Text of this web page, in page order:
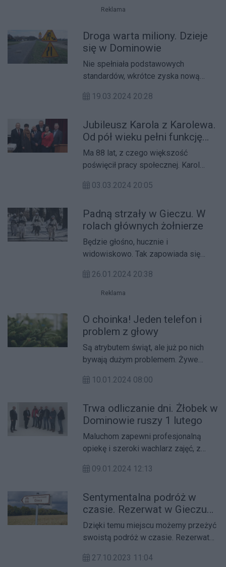
Reklama
Droga warta miliony. Dzieje
się w Dominowie
Nie spełniała podstawowych
standardów, wkrótce zyska nową
Mowa o drodze przy ul. Średzkiej w
19.03.2024 20:28
Jubileusz Karola z Karolewa.
Od pół wieku pełni funkcję
sołtysa
Ma 88 lat, z czego większość
poświęcił pracy społecznej. Karol
obchodzi 50-lecie sołtysowania.
03.03.2024 20:05
Padną strzały w Gieczu. W
rolach głównych żołnierze
Będzie głośno, hucznie i
widowiskowo. Tak zapowiada się
dojdzie jutro w Gieczu w pow.
średzkim.
26.01.2024 20:38
Reklama
O choinka! Jeden telefon i
problem z głowy
Są atrybutem świąt, ale już po nich
bywają dużym problemem. Żywe
dom i mieszkanie.
10.01.2024 08:00
Trwa odliczanie dni. Żłobek w
Dominowie ruszy 1 lutego
Maluchom zapewni profesjonalną
opiekę i szeroki wachlarz zajęć, z
do pracy. W Dominowie w pow.
09.01.2024 12:13
Sentymentalna podróż w
czasie. Rezerwat w Gieczu
kusi atrakcjami
Dzięki temu miejscu możemy przeżyć
swoistą podróż w czasie. Rezerwat
średzkim zaprasza zwiedzających.
27.10.2023 11:04